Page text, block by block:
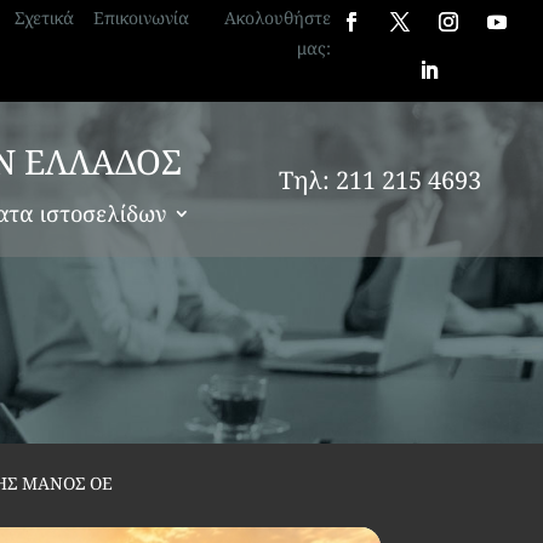
Σχετικά Επικοινωνία
Ακολουθήστε
μας:
ΕΛΛΑΔΟΣ
ιστοσελίδων
Τηλ: 211 215 4693
ΜΑΝΟΣ ΟΕ